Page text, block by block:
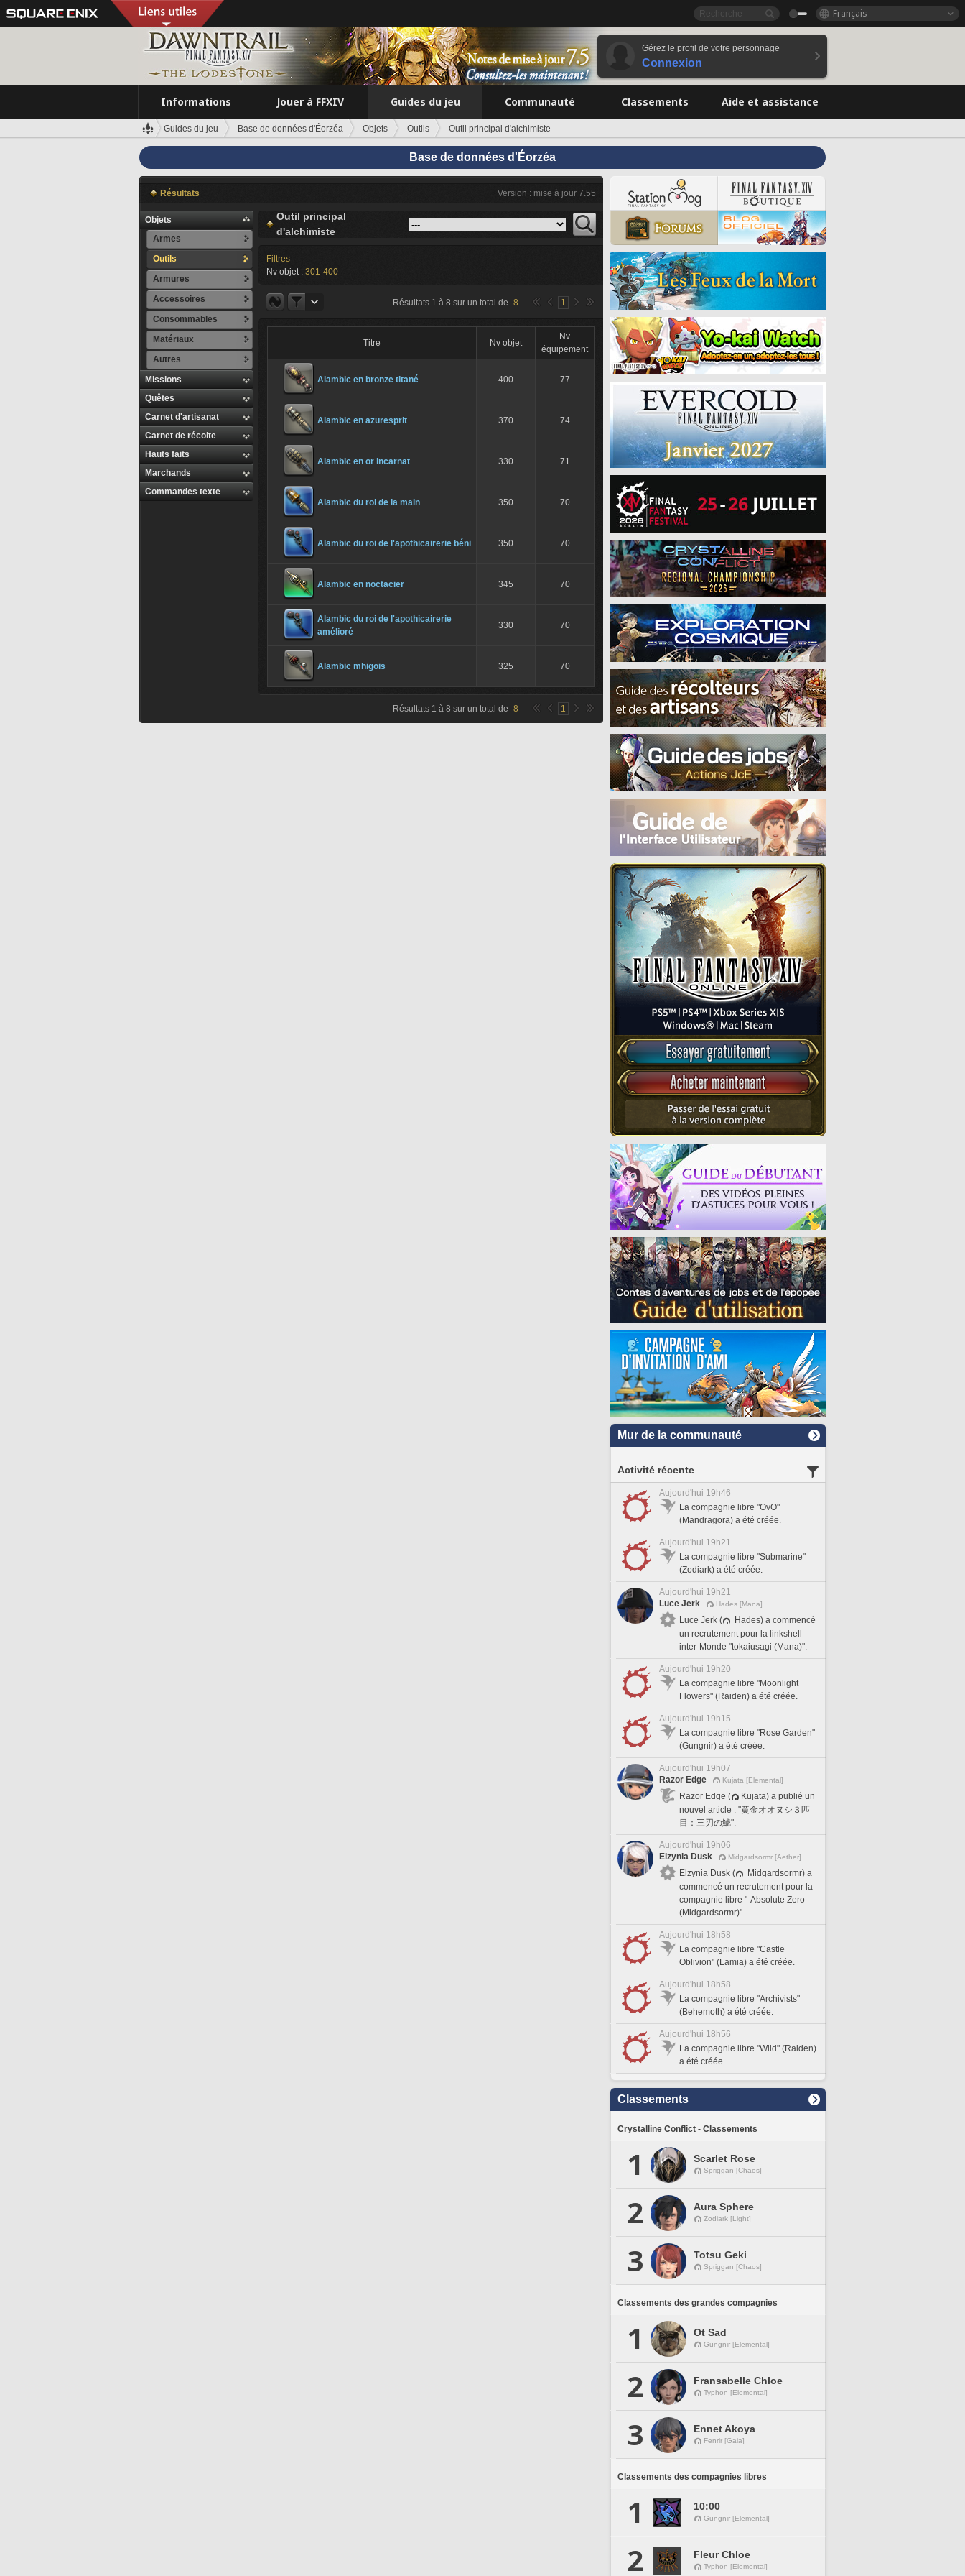
Français
Gérez le profil de votre personnage
Connexion
Informations Jouer à FFXIV Guides du jeu Communauté Classements Aide et assistance
Guides du jeu Base de données d'Éorzéa Objets Outils Outil principal d'alchimiste
Base de données d'Éorzéa
Résultats Version : mise à jour 7.55
Objets
Armes
Outils
Armures
Accessoires
Consommables
Matériaux
Autres
Missions
Quêtes
Carnet d'artisanat
Carnet de récolte
Hauts faits
Marchands
Commandes texte
Outil principal
d'alchimiste
Filtres
Nv objet : 301-400
Résultats 1 à 8 sur un total de 8 1
Titre Nv objet
Nv
équipement
Alambic en bronze titané 400 77
Alambic en azuresprit 370 74
Alambic en or incarnat 330 71
Alambic du roi de la main 350 70
Alambic du roi de l'apothicairerie béni 350 70
Alambic en noctacier 345 70
Alambic du roi de l'apothicairerie
amélioré
330 70
Alambic mhigois 325 70
Résultats 1 à 8 sur un total de 8 1
Mur de la communauté
Activité récente
Aujourd'hui 19h46
La compagnie libre "OvO"
(Mandragora) a été créée.
Aujourd'hui 19h21
La compagnie libre "Submarine"
(Zodiark) a été créée.
Aujourd'hui 19h21
Luce Jerk
Hades [Mana]
Luce Jerk (
Hades) a commencé
un recrutement pour la linkshell
inter-Monde "tokaiusagi (Mana)".
Aujourd'hui 19h20
La compagnie libre "Moonlight
Flowers" (Raiden) a été créée.
Aujourd'hui 19h15
La compagnie libre "Rose Garden"
(Gungnir) a été créée.
Aujourd'hui 19h07
Razor Edge
Kujata [Elemental]
Razor Edge (
Kujata) a publié un
nouvel article : "黄金オオヌシ３匹
目：三刃の鯱".
Aujourd'hui 19h06
Elzynia Dusk
Midgardsormr [Aether]
Elzynia Dusk (
Midgardsormr) a
commencé un recrutement pour la
compagnie libre "-Absolute Zero-
(Midgardsormr)".
Aujourd'hui 18h58
La compagnie libre "Castle
Oblivion" (Lamia) a été créée.
Aujourd'hui 18h58
La compagnie libre "Archivists"
(Behemoth) a été créée.
Aujourd'hui 18h56
La compagnie libre "Wild" (Raiden)
a été créée.
Classements
Crystalline Conflict - Classements
1 Scarlet Rose
Spriggan [Chaos]
2 Aura Sphere
Zodiark [Light]
3 Totsu Geki
Spriggan [Chaos]
Classements des grandes compagnies
1 Ot Sad
Gungnir [Elemental]
2 Fransabelle Chloe
Typhon [Elemental]
3 Ennet Akoya
Fenrir [Gaia]
Classements des compagnies libres
1 10:00
Gungnir [Elemental]
2 Fleur Chloe
Typhon [Elemental]